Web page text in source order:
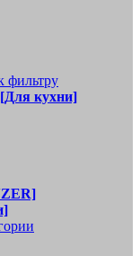
фильтру
[Для кухни]